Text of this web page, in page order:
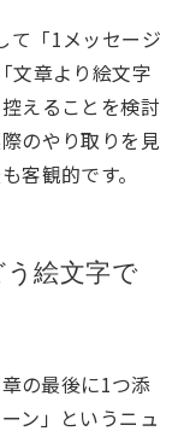
て「1メッセージ
文章より絵文字
えることを検討
のやり取りを見
客観的です。
絵文字で
の最後に1つ添
ン」というニュ